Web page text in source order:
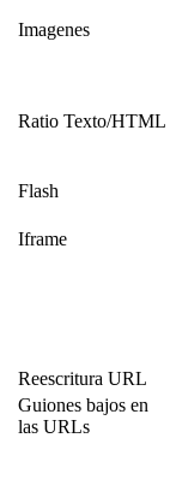
Imagenes
Ratio Texto/HTML
Flash
Iframe
Reescritura URL
Guiones bajos en
las URLs